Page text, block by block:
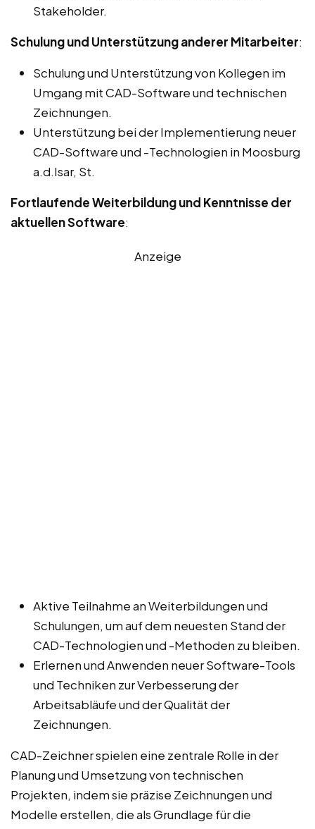
Stakeholder.
Schulung und Unterstützung anderer Mitarbeiter:
Schulung und Unterstützung von Kollegen im
Umgang mit CAD-Software und technischen
Zeichnungen.
Unterstützung bei der Implementierung neuer
CAD-Software und -Technologien in Moosburg
a.d.Isar, St.
Fortlaufende Weiterbildung und Kenntnisse der
aktuellen Software:
Anzeige
Aktive Teilnahme an Weiterbildungen und
Schulungen, um auf dem neuesten Stand der
CAD-Technologien und -Methoden zu bleiben.
Erlernen und Anwenden neuer Software-Tools
und Techniken zur Verbesserung der
Arbeitsabläufe und der Qualität der
Zeichnungen.
CAD-Zeichner spielen eine zentrale Rolle in der
Planung und Umsetzung von technischen
Projekten, indem sie präzise Zeichnungen und
Modelle erstellen, die als Grundlage für die